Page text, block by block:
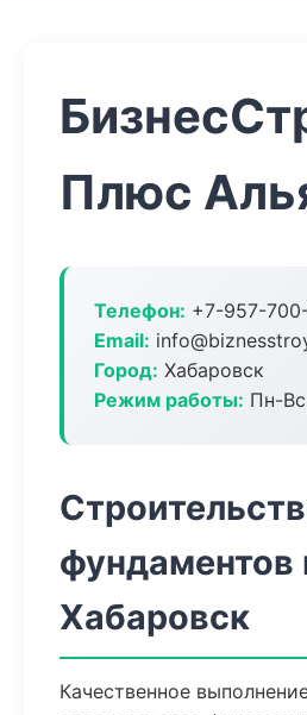
Плюс
Телефон: +7-957-
Email:
Город: Хабаровск
Режим работы: Пн-
фундаментов
Хабаровск
Качественное